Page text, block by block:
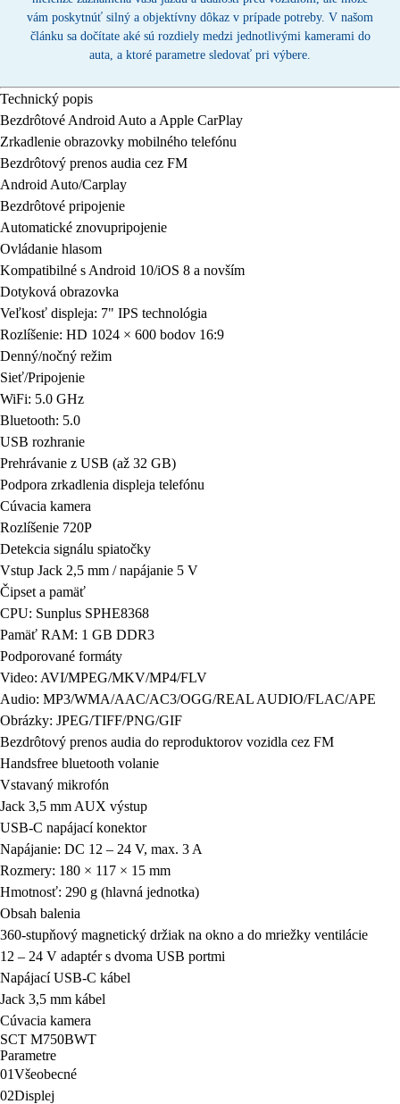
vám poskytnúť silný a objektívny dôkaz v prípade potreby. V našom
článku sa dočítate aké sú rozdiely medzi jednotlivými kamerami do
auta, a ktoré parametre sledovať pri výbere.
Technický popis
Bezdrôtové Android Auto a Apple CarPlay
Zrkadlenie obrazovky mobilného telefónu
Bezdrôtový prenos audia cez FM
Android Auto/Carplay
Bezdrôtové pripojenie
Automatické znovupripojenie
Ovládanie hlasom
Kompatibilné s Android 10/iOS 8 a novším
Dotyková obrazovka
Veľkosť displeja: 7" IPS technológia
Rozlíšenie: HD 1024 × 600 bodov 16:9
Denný/nočný režim
Sieť/Pripojenie
WiFi: 5.0 GHz
Bluetooth: 5.0
USB rozhranie
Prehrávanie z USB (až 32 GB)
Podpora zrkadlenia displeja telefónu
Cúvacia kamera
Rozlíšenie 720P
Detekcia signálu spiatočky
Vstup Jack 2,5 mm / napájanie 5 V
Čipset a pamäť
CPU: Sunplus SPHE8368
Pamäť RAM: 1 GB DDR3
Podporované formáty
Video: AVI/MPEG/MKV/MP4/FLV
Audio: MP3/WMA/AAC/AC3/OGG/REAL AUDIO/FLAC/APE
Obrázky: JPEG/TIFF/PNG/GIF
Bezdrôtový prenos audia do reproduktorov vozidla cez FM
Handsfree bluetooth volanie
Vstavaný mikrofón
Jack 3,5 mm AUX výstup
USB-C napájací konektor
Napájanie: DC 12 – 24 V, max. 3 A
Rozmery: 180 × 117 × 15 mm
Hmotnosť: 290 g (hlavná jednotka)
Obsah balenia
360-stupňový magnetický držiak na okno a do mriežky ventilácie
12 – 24 V adaptér s dvoma USB portmi
Napájací USB-C kábel
Jack 3,5 mm kábel
Cúvacia kamera
SCT M750BWT
Parametre
01Všeobecné
02Displej